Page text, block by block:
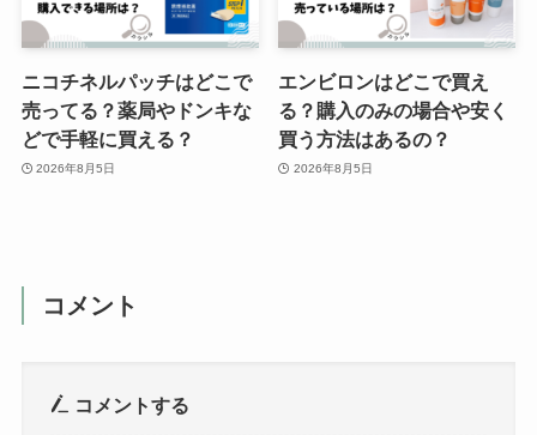
ニコチネルパッチはどこで
売ってる？薬局やドンキな
どで手軽に買える？
2026年8月5日
エンビロンはどこで買え
る？購入のみの場合や安く
買う方法はあるの？
2026年8月5日
コメント
コメントする